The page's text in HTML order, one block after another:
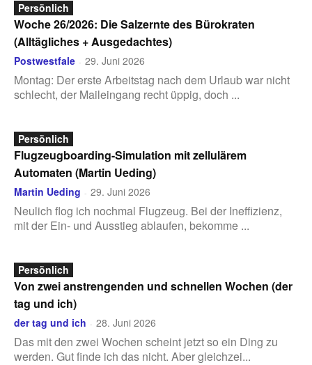
Persönlich
Woche 26/2026: Die Salzernte des Bürokraten
(Alltägliches + Ausgedachtes)
Postwestfale - 29. Juni 2026
Montag: Der erste Arbeitstag nach dem Urlaub war nicht
schlecht, der Maileingang recht üppig, doch ...
Persönlich
Flugzeugboarding-Simulation mit zellulärem
Automaten (Martin Ueding)
Martin Ueding - 29. Juni 2026
Neulich flog ich nochmal Flugzeug. Bei der Ineffizienz,
mit der Ein- und Ausstieg ablaufen, bekomme ...
Persönlich
Von zwei anstrengenden und schnellen Wochen (der
tag und ich)
der tag und ich - 28. Juni 2026
Das mit den zwei Wochen scheint jetzt so ein Ding zu
werden. Gut finde ich das nicht. Aber gleichzei...